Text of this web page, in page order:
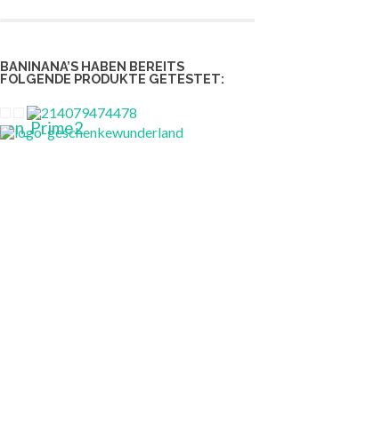
BANINANA’S HABEN BEREITS
FOLGENDE PRODUKTE GETESTET: